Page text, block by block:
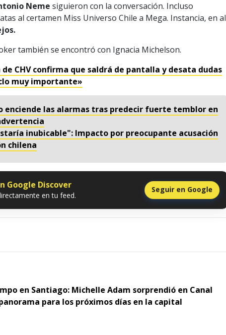
Neme siguieron con la conversación. Incluso
al certamen Miss Universo Chile a Mega. Instancia, en al
también se encontró con Ignacia Michelson.
de CHV confirma que saldrá de pantalla y desata dudas
muy importante»
las alarmas tras predecir fuerte temblor en
inubicable": Impacto por preocupante acusación
chilena
Google Discover
en tu feed.
Seguir en Google
en Santiago: Michelle Adam sorprendió en Canal
para los próximos días en la capital